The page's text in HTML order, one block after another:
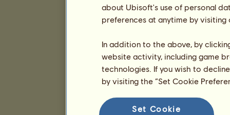
about Ubisoft's use of personal
preferences at anytime by
In addition to the above, by
website activity, including game
technologies. If you wish to
by visiting the “Set Cookie
Set Cookie